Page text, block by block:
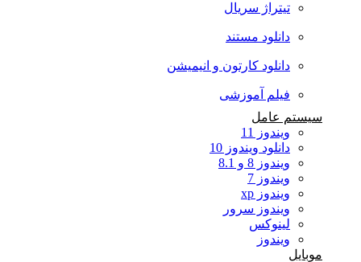
تیتراژ سریال
دانلود مستند
دانلود کارتون و انیمیشن
فیلم آموزشی
سیستم عامل
ویندوز 11
دانلود ویندوز 10
ویندوز 8 و 8.1
ویندوز 7
ویندوز xp
ویندوز سرور
لینوکس
ویندوز
موبایل